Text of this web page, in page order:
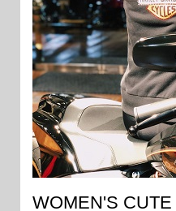
WOMEN'S CUTE